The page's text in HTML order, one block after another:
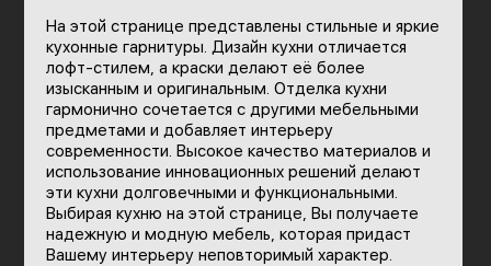
На этой странице представлены стильные и яркие
кухонные гарнитуры. Дизайн кухни отличается
лофт-стилем, а краски делают её более
изысканным и оригинальным. Отделка кухни
гармонично сочетается с другими мебельными
предметами и добавляет интерьеру
современности. Высокое качество материалов и
использование инновационных решений делают
эти кухни долговечными и функциональными.
Выбирая кухню на этой странице, Вы получаете
надежную и модную мебель, которая придаст
Вашему интерьеру неповторимый характер.